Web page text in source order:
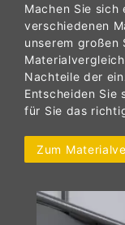
Machen Sie
verschiedenen
unserem
Nachteile der
Entscheiden Sie
für Sie das
Zum